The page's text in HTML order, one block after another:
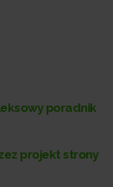
poradnik
projekt strony